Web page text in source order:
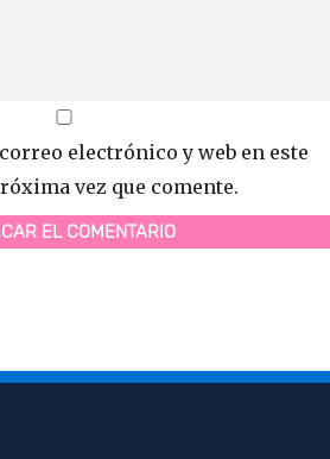
electrónico y web en este
vez que comente.